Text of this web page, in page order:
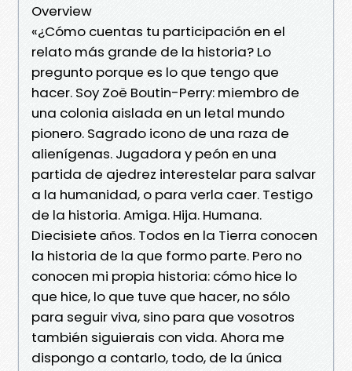
Overview
«¿Cómo cuentas tu participación en el
relato más grande de la historia? Lo
pregunto porque es lo que tengo que
hacer. Soy Zoë Boutin-Perry: miembro de
una colonia aislada en un letal mundo
pionero. Sagrado icono de una raza de
alienígenas. Jugadora y peón en una
partida de ajedrez interestelar para salvar
a la humanidad, o para verla caer. Testigo
de la historia. Amiga. Hija. Humana.
Diecisiete años. Todos en la Tierra conocen
la historia de la que formo parte. Pero no
conocen mi propia historia: cómo hice lo
que hice, lo que tuve que hacer, no sólo
para seguir viva, sino para que vosotros
también siguierais con vida. Ahora me
dispongo a contarlo, todo, de la única